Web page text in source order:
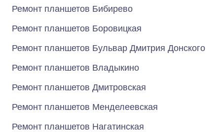
Ремонт планшетов Бибирево
Ремонт планшетов Боровицкая
Ремонт планшетов Бульвар Дмитрия Донского
Ремонт планшетов Владыкино
Ремонт планшетов Дмитровская
Ремонт планшетов Менделеевская
Ремонт планшетов Нагатинская